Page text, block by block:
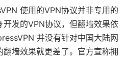
使用的VPN协议并非专用的
发的VPN协议，但翻墙效果依
并没有针对中国大陆网
墙效果就更差了。官方宣称拥